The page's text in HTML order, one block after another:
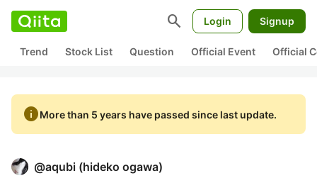
search Login Signup
Trend Stock List Question Official Event Official
infoMore than 5 years have passed since last update.
@aqubi (hideko ogawa)